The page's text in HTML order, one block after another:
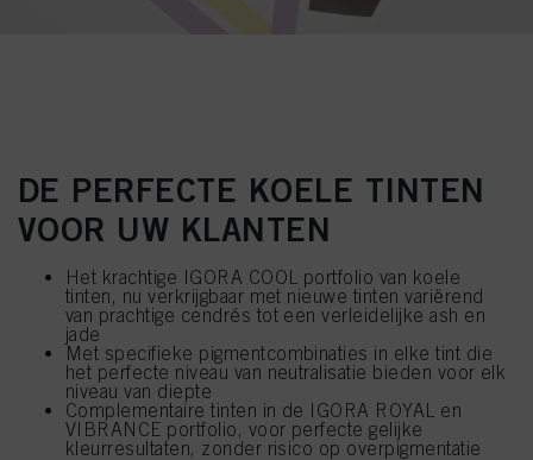
DE PERFECTE KOELE TINTEN
VOOR UW KLANTEN
Het krachtige IGORA COOL portfolio van koele
tinten, nu verkrijgbaar met nieuwe tinten variërend
van prachtige cendrés tot een verleidelijke ash en
jade
Met specifieke pigmentcombinaties in elke tint die
het perfecte niveau van neutralisatie bieden voor elk
niveau van diepte
Complementaire tinten in de IGORA ROYAL en
VIBRANCE portfolio, voor perfecte gelijke
kleurresultaten, zonder risico op overpigmentatie